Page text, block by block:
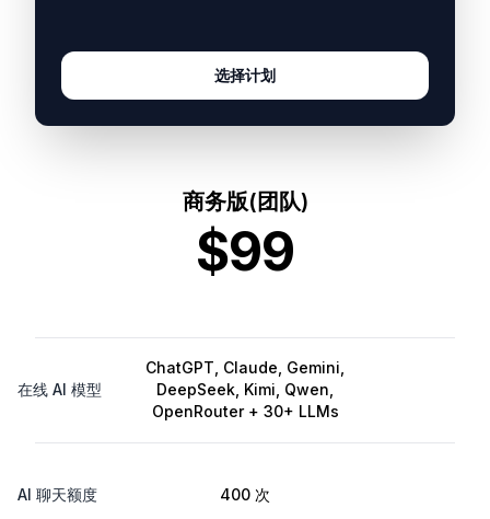
选择计划
商务版(团队)
$99
在线 AI 模型
ChatGPT, Claude, Gemini,
DeepSeek, Kimi, Qwen,
OpenRouter + 30+ LLMs
AI 聊天额度 400 次